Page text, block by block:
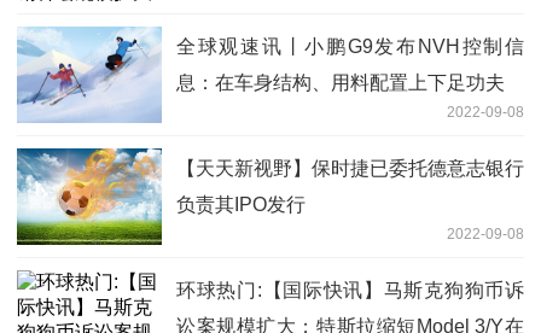
全球观速讯丨小鹏G9发布NVH控制信
息：在车身结构、用料配置上下足功夫
2022-09-08
【天天新视野】保时捷已委托德意志银行
负责其IPO发行
2022-09-08
环球热门:【国际快讯】马斯克狗狗币诉
讼案规模扩大；特斯拉缩短Model 3/Y在